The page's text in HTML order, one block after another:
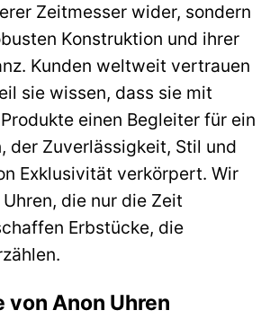
Zeitmesser wider, sondern
Konstruktion und ihrer
Kunden weltweit vertrauen
sie wissen, dass sie mit
einen Begleiter für ein
der Zuverlässigkeit, Stil und
Exklusivität verkörpert. Wir
die nur die Zeit
Erbstücke, die
Anon Uhren